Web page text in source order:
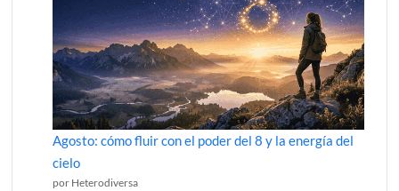
Agosto: cómo fluir con el poder del 8 y la energía del
cielo
por Heterodiversa